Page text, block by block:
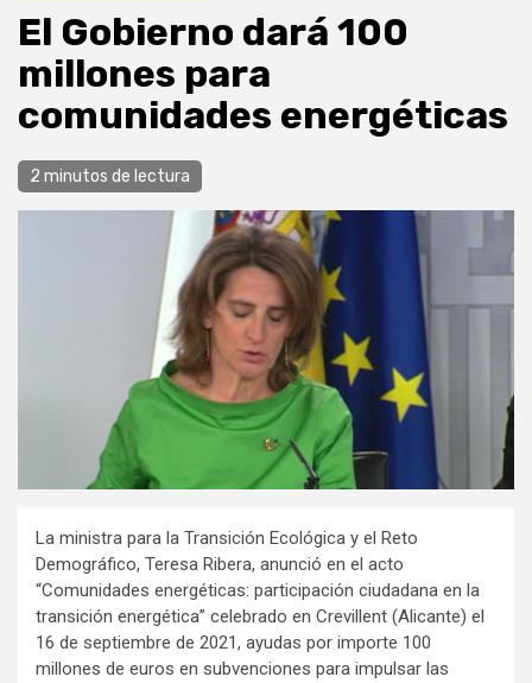
El Gobierno dará 100
millones para
comunidades energéticas
2 minutos de lectura
La ministra para la Transición Ecológica y el Reto
Demográfico, Teresa Ribera, anunció en el acto
“Comunidades energéticas: participación ciudadana en la
transición energética” celebrado en Crevillent (Alicante) el
16 de septiembre de 2021, ayudas por importe 100
millones de euros en subvenciones para impulsar las